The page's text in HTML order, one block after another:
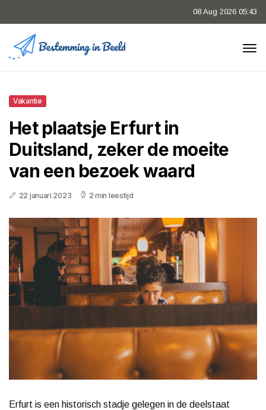
08 Aug 2026 05:43
Vakantie
Het plaatsje Erfurt in
Duitsland, zeker de moeite
van een bezoek waard
22 januari 2023 2 min leestijd
Erfurt is een historisch stadje gelegen in de deelstaat